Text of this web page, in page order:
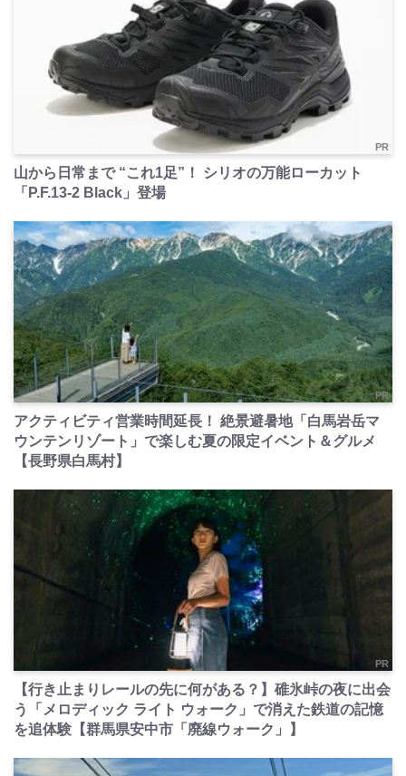
PR
山から日常まで “これ1足”！ シリオの万能ローカット
「P.F.13-2 Black」登場
PR
アクティビティ営業時間延長！ 絶景避暑地「白馬岩岳マ
ウンテンリゾート」で楽しむ夏の限定イベント＆グルメ
【長野県白馬村】
PR
【行き止まりレールの先に何がある？】碓氷峠の夜に出会
う「メロディック ライト ウォーク」で消えた鉄道の記憶
を追体験【群馬県安中市「廃線ウォーク」】